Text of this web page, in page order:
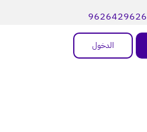
الدخول